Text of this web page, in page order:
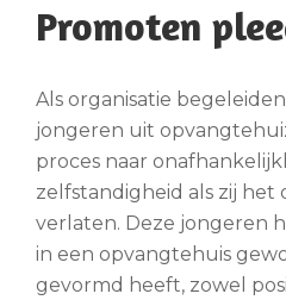
Promoten
Als organisatie
jongeren uit
proces naar
zelfstandigheid als zij
verlaten. Deze jongeren
in een opvangtehuis
gevormd heeft, zowel